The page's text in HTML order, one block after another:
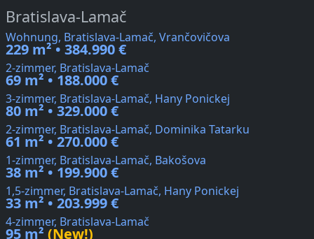
Bratislava-Lamač
Wohnung, Bratislava-Lamač, Vrančovičova
229 m² • 384.990 €
2-zimmer, Bratislava-Lamač
69 m² • 188.000 €
3-zimmer, Bratislava-Lamač, Hany Ponickej
80 m² • 329.000 €
2-zimmer, Bratislava-Lamač, Dominika Tatarku
61 m² • 270.000 €
1-zimmer, Bratislava-Lamač, Bakošova
38 m² • 199.900 €
1,5-zimmer, Bratislava-Lamač, Hany Ponickej
33 m² • 203.999 €
4-zimmer, Bratislava-Lamač
95 m² (New!)